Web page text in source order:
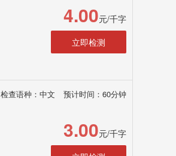
4.00元/千字
立即检测
检查语种：中文 预计时间：60分钟
3.00元/千字